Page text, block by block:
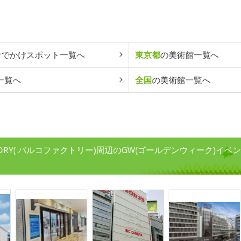
かけスポット一覧へ 東京都の美術館一覧へ
覧へ 全国の美術館一覧へ
パルコファクトリー)周辺のGW(ゴールデンウィーク)イベ